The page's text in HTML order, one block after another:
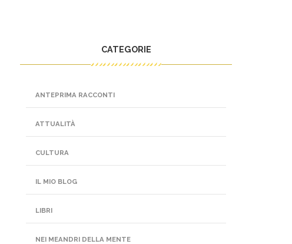
CATEGORIE
ANTEPRIMA RACCONTI
ATTUALITÀ
CULTURA
IL MIO BLOG
LIBRI
NEI MEANDRI DELLA MENTE